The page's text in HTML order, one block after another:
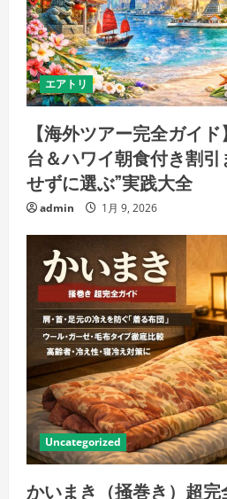
エアトリ
【海外ツアー完全ガイ
台＆ハワイ朝食付き割
せずに選ぶ”実践大全
admin 1月 9, 2026
Uncategorized
かいまき（掻巻き）超